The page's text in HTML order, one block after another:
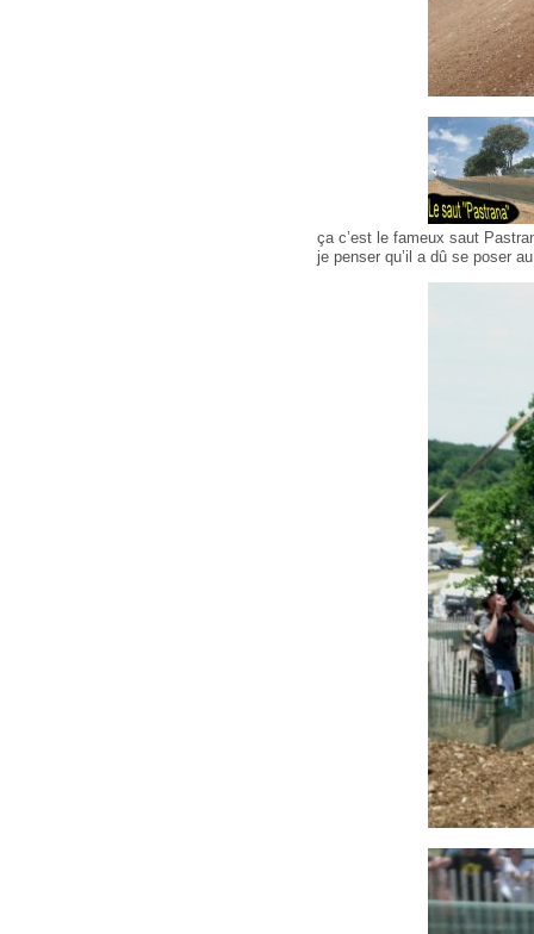
ça c’est le fameux saut
je penser qu’il a dû se poser